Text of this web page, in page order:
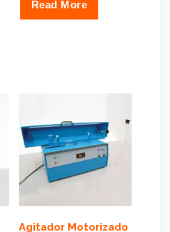
Read More
Agitador Motorizado